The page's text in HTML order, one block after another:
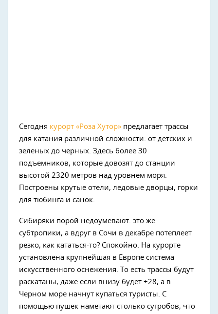
Сегодня курорт «Роза Хутор» предлагает трассы
для катания различной сложности: от детских и
зеленых до черных. Здесь более 30
подъемников, которые довозят до станции
высотой 2320 метров над уровнем моря.
Построены крутые отели, ледовые дворцы, горки
для тюбинга и санок.
Сибиряки порой недоумевают: это же
субтропики, а вдруг в Сочи в декабре потеплеет
резко, как кататься-то? Спокойно. На курорте
установлена крупнейшая в Европе система
искусственного оснежения. То есть трассы будут
раскатаны, даже если внизу будет +28, а в
Черном море начнут купаться туристы. С
помощью пушек наметают столько сугробов, что